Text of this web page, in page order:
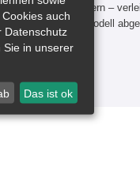
zu Fahrradträgern –
das jeweilige Modell
auch
Datenschutz
Sie in unserer
Das ist ok